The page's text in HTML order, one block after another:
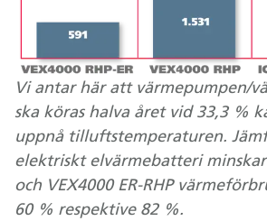
Vi antar här att värmepumpen/
ska köras halva året vid 33,3 %
uppnå tilluftstemperaturen.
elektriskt elvärmebatteri minskar
och VEX4000 ER-RHP
60 % respektive 82 %.